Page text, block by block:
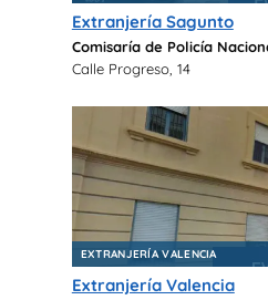
Extranjería Sagunto
Comisaría de Policía
Calle Progreso, 14
EXTRANJERÍA VALENCIA
Extranjería Valencia